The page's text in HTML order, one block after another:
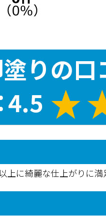
に綺麗な仕上がりに